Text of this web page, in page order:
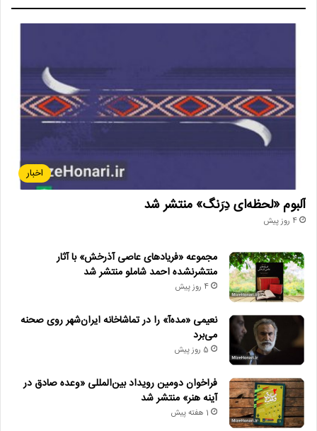
اخبار
آلبوم «لحظه‌ای دِرَنگ» منتشر شد
4 روز پیش
مجموعه «فریادهای عاصی آذرخش» با آثار
منتشرنشده احمد شاملو منتشر شد
4 روز پیش
نعیمی «مده‌آ» را در تماشاخانه ایران‌شهر روی صحنه
می‌برد
5 روز پیش
فراخوان دومین رویداد بین‌المللی «وعده صادق در
آینه هنر» منتشر شد
1 هفته پیش